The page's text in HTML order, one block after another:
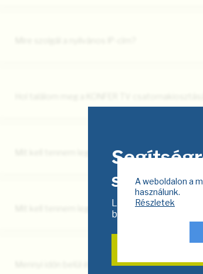
Mit kell tennem legelőször, ha nem működik az
Mit kell tennem legelőször, ha nem működik a
Mennyi időn belül érkezik meg a technikus
A weboldalon a
használunk.
Részletek
Lépjen kapcsolatba
bemutatjuk Önnek